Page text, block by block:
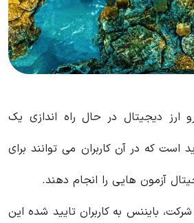
ارز دیجیتال در حال راه اندازی یک
است که در آن کاربران می توانند برای
آزمون هایی را انجام دهند.
بایننس به کاربران تایید شده این